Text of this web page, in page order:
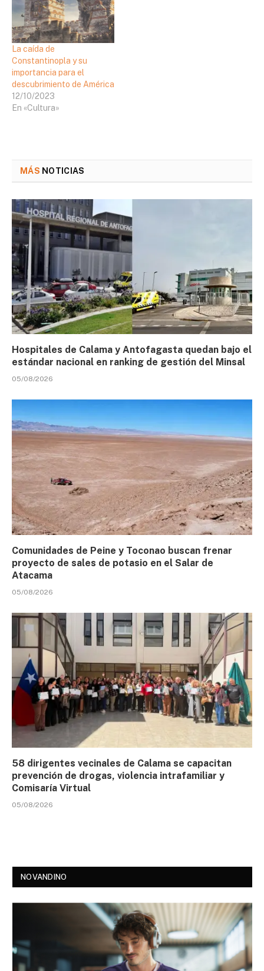
La caída de
Constantinopla y su
importancia para el
descubrimiento de América
12/10/2023
En «Cultura»
MÁS NOTICIAS
Hospitales de Calama y Antofagasta quedan bajo el
estándar nacional en ranking de gestión del Minsal
05/08/2026
Comunidades de Peine y Toconao buscan frenar
proyecto de sales de potasio en el Salar de
Atacama
05/08/2026
58 dirigentes vecinales de Calama se capacitan
prevención de drogas, violencia intrafamiliar y
Comisaría Virtual
05/08/2026
NOVANDINO